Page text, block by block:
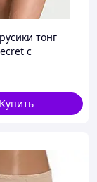
тонг
с
Купить